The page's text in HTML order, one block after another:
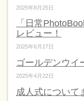
2025年8月25日
「日常
レビュー！
2025年6月27日
ゴールデンウイ
2025年4月22日
成人式について